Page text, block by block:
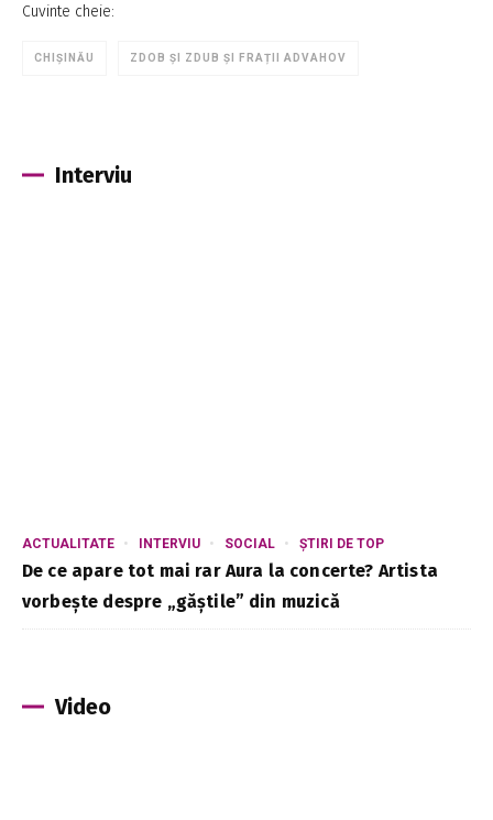
Cuvinte cheie:
CHIȘINĂU ZDOB ȘI ZDUB ȘI FRAȚII ADVAHOV
Interviu
ACTUALITATE INTERVIU SOCIAL ȘTIRI DE TOP
De ce apare tot mai rar Aura la concerte? Artista
vorbește despre „găștile” din muzică
Video